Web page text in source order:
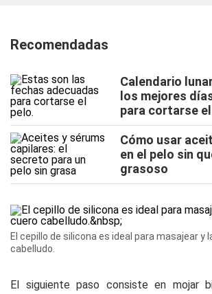
Recomendadas
Calendario
los mejores
para cortarse
Cómo usar
en el pelo sin
grasoso
El cepillo de silicona es ideal para masajear y
cabelludo.
El siguiente paso consiste en mojar